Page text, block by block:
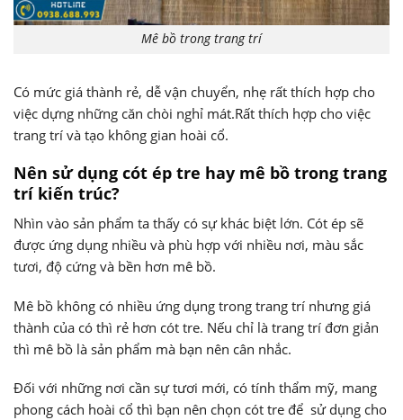
Mê bồ trong trang trí
Có mức giá thành rẻ, dễ vận chuyển, nhẹ rất thích hợp cho
việc dựng những căn chòi nghỉ mát.Rất thích hợp cho việc
trang trí và tạo không gian hoài cổ.
Nên sử dụng cót ép tre hay mê bồ trong trang
trí kiến trúc?
Nhìn vào sản phẩm ta thấy có sự khác biệt lớn. Cót ép sẽ
được ứng dụng nhiều và phù hợp với nhiều nơi, màu sắc
tươi, độ cứng và bền hơn mê bồ.
Mê bồ không có nhiều ứng dụng trong trang trí nhưng giá
thành của có thì rẻ hơn cót tre. Nếu chỉ là trang trí đơn giản
thì mê bồ là sản phẩm mà bạn nên cân nhắc.
Đối với những nơi cần sự tươi mới, có tính thẩm mỹ, mang
phong cách hoài cổ thì bạn nên chọn cót tre để sử dụng cho